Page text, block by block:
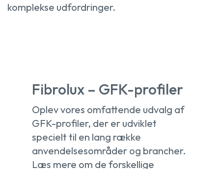
komplekse udfordringer.
Fibrolux – GFK-profiler
Oplev vores omfattende udvalg af
GFK-profiler, der er udviklet
specielt til en lang række
anvendelsesområder og brancher.
Læs mere om de forskellige